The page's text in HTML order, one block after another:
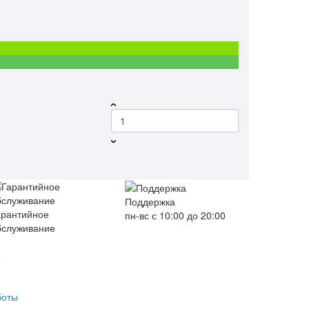
Поддержка
пн-вс с 10:00 до 20:00